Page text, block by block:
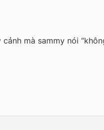
mà sammy nói